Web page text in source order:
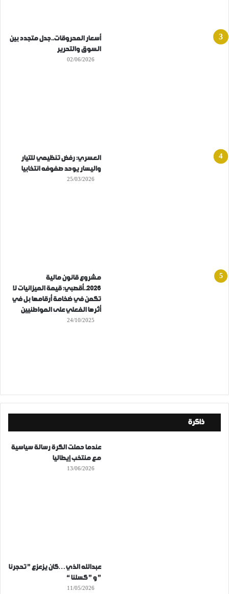
أسعار المحروقات..جدل متجدد بين
السوق والتحرير
02/06/2026
العسري: رفض تنظيمي للتيار
واليسار يوحد صفوفه انتخابيا
25/03/2026
مشروع قانون مالية
2026..أقصبي: قيمة الميزانيات لا
تكمن في ضخامة أرقامها بل في
أثرها الفعلي على المواطنيين
24/10/2025
ذاكرة
عندما حملت الكرة رسالة سياسية
مع منتخب إيطاليا
13/06/2026
عبدالله الذي…كان يزعزع ” تحجرنا
” و ” كسلنا “
11/05/2026